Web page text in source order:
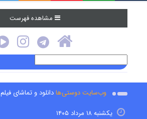
مشاهده فهرست
وب‌سایت دوستی‌هادانلود و تماشای فیلم
یکشنبه ۱۸ مرداد ۱۴۰۵